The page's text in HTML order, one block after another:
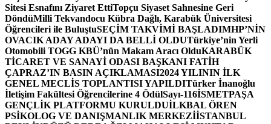
Sitesi Esnafını Ziyaret EttiTopçu Siyaset Sahnesine Geri
DöndüMilli Tekvandocu Kübra Dağlı, Karabük Üniversitesi
Öğrencileri ile BuluştuSEÇİM TAKVİMİ BAŞLADIMHP’NİN
OVACIK ADAY ADAYI DA BELLİ OLDUTürkiye’nin Yerli
Otomobili TOGG KBÜ’nün Makam Aracı OlduKARABÜK
TİCARET VE SANAYİ ODASI BAŞKANI FATİH
ÇAPRAZ’IN BASIN AÇIKLAMASI2024 YILININ İLK
GENEL MECLİS TOPLANTISI YAPILDITürker İnanoğlu
İletişim Fakültesi Öğrencilerine 4 ÖdülSayı-116İSMETPAŞA
GENÇLİK PLATFORMU KURULDUİLKBAL ÖREN
PSİKOLOG VE DANIŞMANLIK MERKEZİİSTANBUL